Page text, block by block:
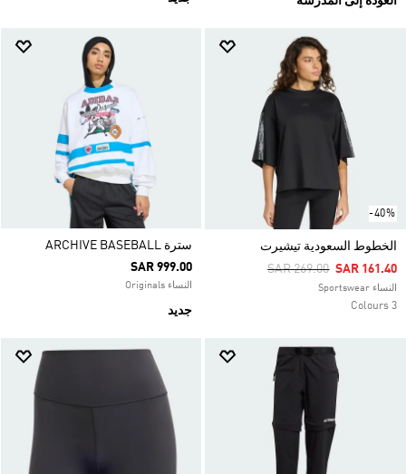
-40%
الخطوط السعودية تيشيرت
Price Reduced From
SAR 269.00ToSAR 161.40
النساء Sportswear
3 Colours
سترة ARCHIVE BASEBALL
SAR 999.00
النساء Originals
جديد